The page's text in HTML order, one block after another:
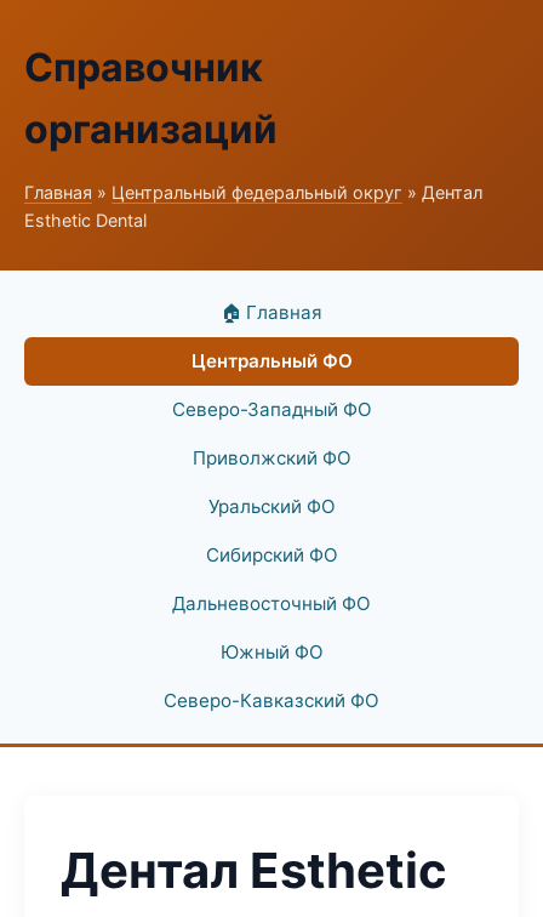
Справочник
организаций
Главная » Центральный федеральный округ » Дентал
Esthetic Dental
🏠 Главная
Центральный ФО
Северо-Западный ФО
Приволжский ФО
Уральский ФО
Сибирский ФО
Дальневосточный ФО
Южный ФО
Северо-Кавказский ФО
Дентал Esthetic